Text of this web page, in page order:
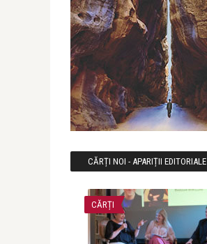
CĂRȚI NOI - APARIȚII EDITORIALE
CĂRȚI